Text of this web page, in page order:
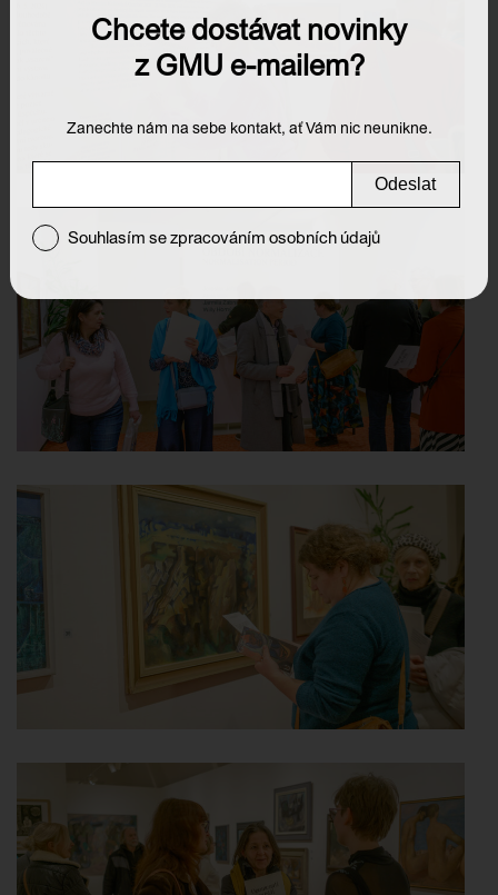
Chcete dostávat novinky
z GMU e-mailem?
Zanechte nám na sebe kontakt, ať Vám nic neunikne.
Odeslat
Souhlasím se zpracováním osobních údajů